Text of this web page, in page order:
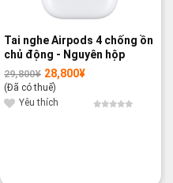
Tai nghe Airpods 4 chống ồn
chủ động - Nguyên hộp
29,800¥
Giá
gốc
là:
29,800¥.
28,800¥
Giá
hiện
tại
là:
28,800¥.
(Đã có thuế)
Yêu thích